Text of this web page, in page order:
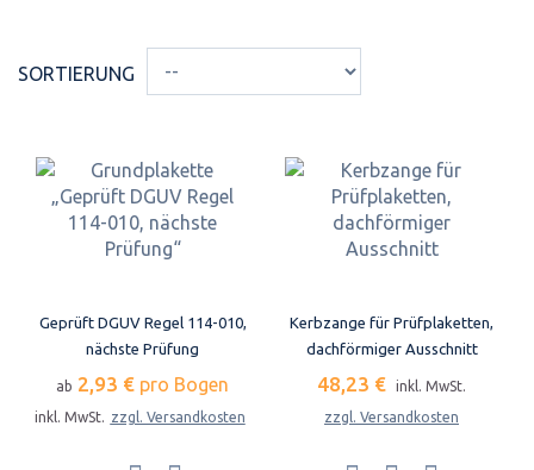
SORTIERUNG
Geprüft DGUV Regel 114-010,
nächste Prüfung
ab 2,93 € pro Bogen
inkl. MwSt. zzgl. Versandkosten
Kerbzange für Prüfplaketten,
dachförmiger Ausschnitt
48,23 €
inkl. MwSt.
zzgl. Versandkosten